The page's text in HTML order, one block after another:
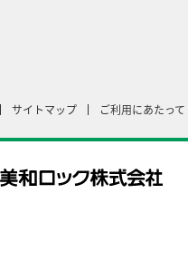
サイトマップ ご利用にあたって